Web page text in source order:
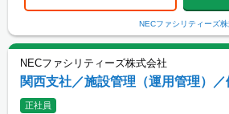
NECファシリティーズ
NECファシリティーズ株式会社
関西支社／施設管理（運用管理）／
正社員